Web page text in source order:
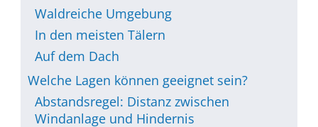
Waldreiche Umgebung
In den meisten Tälern
Auf dem Dach
Welche Lagen können geeignet sein?
Abstandsregel: Distanz zwischen
Windanlage und Hindernis